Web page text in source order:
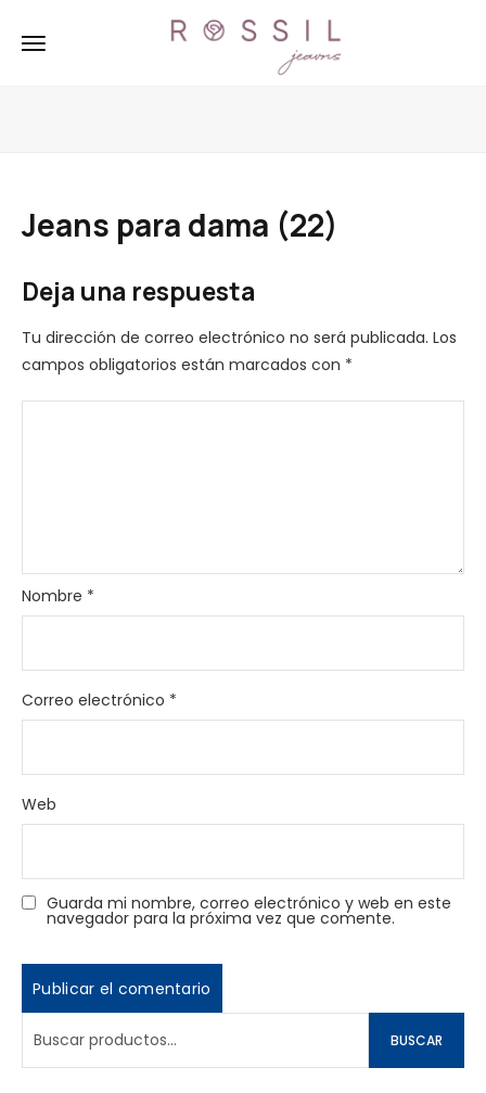
Jeans para dama (22)
Deja una respuesta
Tu dirección de correo electrónico no será publicada. Los
campos obligatorios están marcados con *
Nombre *
Correo electrónico *
Web
Guarda mi nombre, correo electrónico y web en este
navegador para la próxima vez que comente.
BUSCAR